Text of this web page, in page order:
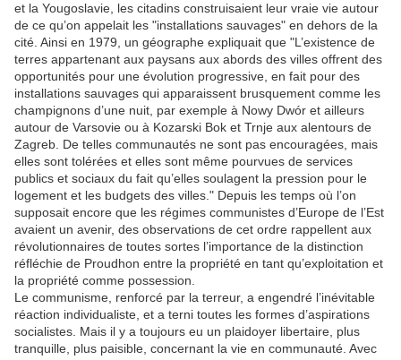
et la Yougoslavie, les citadins construisaient leur vraie vie autour
de ce qu’on appelait les "installations sauvages" en dehors de la
cité. Ainsi en 1979, un géographe expliquait que "L’existence de
terres appartenant aux paysans aux abords des villes offrent des
opportunités pour une évolution progressive, en fait pour des
installations sauvages qui apparaissent brusquement comme les
champignons d’une nuit, par exemple à Nowy Dwór et ailleurs
autour de Varsovie ou à Kozarski Bok et Trnje aux alentours de
Zagreb. De telles communautés ne sont pas encouragées, mais
elles sont tolérées et elles sont même pourvues de services
publics et sociaux du fait qu’elles soulagent la pression pour le
logement et les budgets des villes." Depuis les temps où l’on
supposait encore que les régimes communistes d’Europe de l’Est
avaient un avenir, des observations de cet ordre rappellent aux
révolutionnaires de toutes sortes l’importance de la distinction
réfléchie de Proudhon entre la propriété en tant qu’exploitation et
la propriété comme possession.
Le communisme, renforcé par la terreur, a engendré l’inévitable
réaction individualiste, et a terni toutes les formes d’aspirations
socialistes. Mais il y a toujours eu un plaidoyer libertaire, plus
tranquille, plus paisible, concernant la vie en communauté. Avec